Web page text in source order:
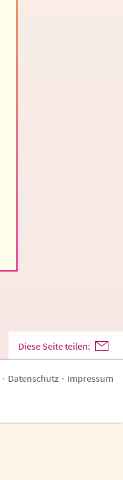
Diese Seite teilen:
· Datenschutz · Impressum